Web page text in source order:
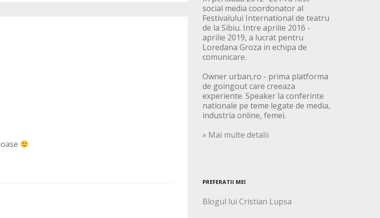
social media coordonator al
Festivalului International de teatru
de la Sibiu. Intre aprilie 2016 -
aprilie 2019, a lucrat pentru
Loredana Groza in echipa de
comunicare.
Owner urban,ro - prima platforma
de goingout care creeaza
experiente. Speaker la conferinte
nationale pe teme legate de media,
industria online, femei.
» Mai multe detalii
PREFERATII MEI
Blogul lui Cristian Lupsa